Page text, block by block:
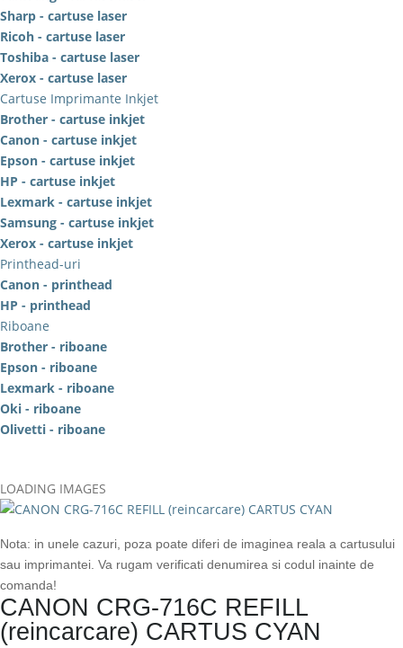
Sharp - cartuse laser
Ricoh - cartuse laser
Toshiba - cartuse laser
Xerox - cartuse laser
Cartuse Imprimante Inkjet
Brother - cartuse inkjet
Canon - cartuse inkjet
Epson - cartuse inkjet
HP - cartuse inkjet
Lexmark - cartuse inkjet
Samsung - cartuse inkjet
Xerox - cartuse inkjet
Printhead-uri
Canon - printhead
HP - printhead
Riboane
Brother - riboane
Epson - riboane
Lexmark - riboane
Oki - riboane
Olivetti - riboane
LOADING IMAGES
Nota: in unele cazuri, poza poate diferi de imaginea reala a cartusului
sau imprimantei. Va rugam verificati denumirea si codul inainte de
comanda!
CANON CRG-716C REFILL
(reincarcare) CARTUS CYAN